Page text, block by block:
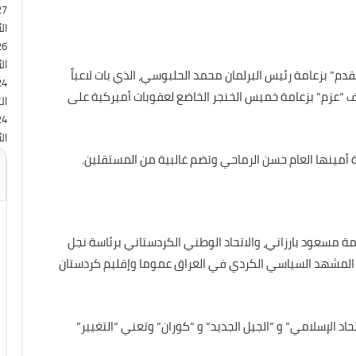
بزعامة رئيس البرلمان محمد الحلبوسي، الذي بات لاعباً
بزعامة خميس الخنجر الخاضع لعقوبات أميركية على
أمينها العام حسن الرماحي وتضم غالبية من المستقلين.
مسعود بارزاني، والاتحاد الوطني الكردستاني برئاسة نجل
المشهد السياسي الكردي في العراق عموما وإقليم كردستان
الإسلامي” و “الجيل الجديد” و “كوران” وتعني “التغيير”